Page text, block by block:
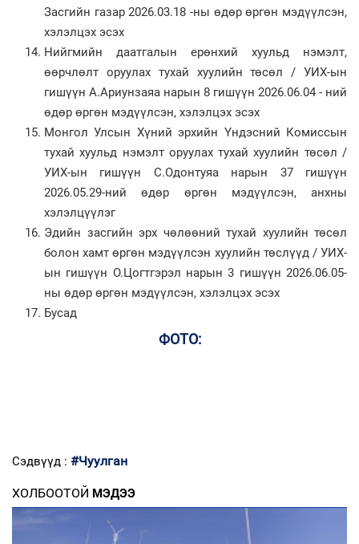
Засгийн газар 2026.03.18 -ны өдөр өргөн мэдүүлсэн,
хэлэлцэх эсэх
Нийгмийн даатгалын ерөнхий хуульд нэмэлт,
өөрчлөлт оруулах тухай хуулийн төсөл / УИХ-ын
гишүүн А.Ариунзаяа нарын 8 гишүүн 2026.06.04 - ний
өдөр өргөн мэдүүлсэн, хэлэлцэх эсэх
Монгол Улсын Хүний эрхийн Үндэсний Комиссын
тухай хуульд нэмэлт оруулах тухай хуулийн төсөл /
УИХ-ын гишүүн С.Одонтуяа нарын 37 гишүүн
2026.05.29-ний өдөр өргөн мэдүүлсэн, анхны
хэлэлцүүлэг
Эдийн засгийн эрх чөлөөний тухай хуулийн төсөл
болон хамт өргөн мэдүүлсэн хуулийн төслүүд / УИХ-
ын гишүүн О.Цогтгэрэл нарын 3 гишүүн 2026.06.05-
ны өдөр өргөн мэдүүлсэн, хэлэлцэх эсэх
Бусад
ФОТО:
Сэдвүүд : #Чуулган
ХОЛБООТОЙ МЭДЭЭ